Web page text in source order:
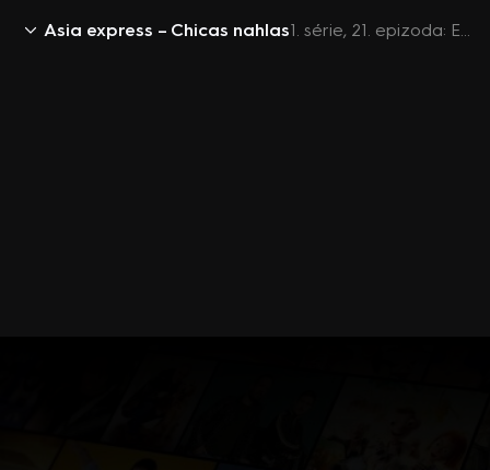
Asia express – Chicas nahlas 1. série, 21. epizoda: Epizoda 12 (1/2)